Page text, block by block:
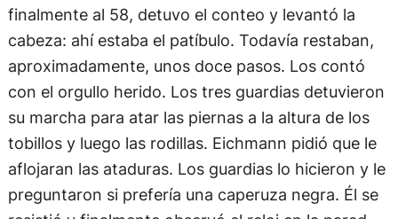
finalmente al 58, detuvo el conteo y levantó la
cabeza: ahí estaba el patíbulo. Todavía restaban,
aproximadamente, unos doce pasos. Los contó
con el orgullo herido. Los tres guardias detuvieron
su marcha para atar las piernas a la altura de los
tobillos y luego las rodillas. Eichmann pidió que le
aflojaran las ataduras. Los guardias lo hicieron y le
preguntaron si prefería una caperuza negra. Él se